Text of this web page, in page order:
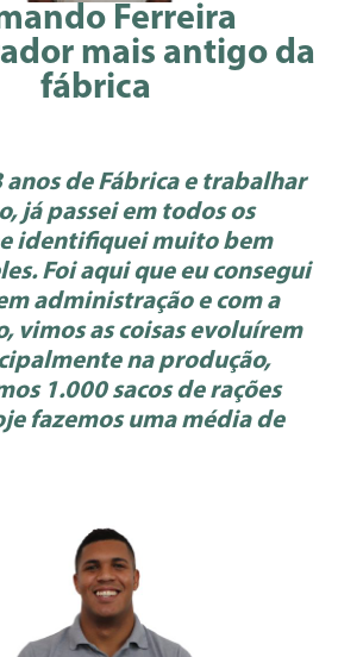
Ferreira
mais antigo da
fábrica
anos de Fábrica e trabalhar
já passei em todos os
identifiquei muito bem
Foi aqui que eu consegui
administração e com a
vimos as coisas evoluírem
na produção,
1.000 sacos de rações
fazemos uma média de